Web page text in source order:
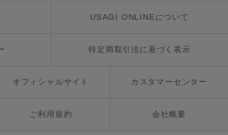
USAGI ONLINEについて
特定商取引法に基づく表示
オフィシャルサイト カスタマーセンター
ご利用規約 会社概要